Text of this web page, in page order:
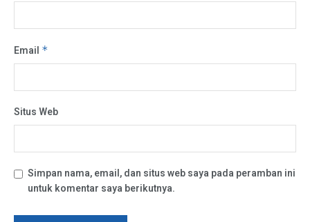
Email *
Situs Web
Simpan nama, email, dan situs web saya pada peramban ini
untuk komentar saya berikutnya.